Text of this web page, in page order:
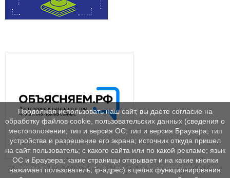
Продолжая использовать наш сайт, вы даете согласие на
обработку файлов cookie, пользовательских данных (сведения о
местоположении; тип и версия ОС; тип и версия Браузера; тип
устройства и разрешение его экрана; источник откуда пришел
на сайт пользователь; с какого сайта или по какой рекламе; язык
ОС и Браузера; какие страницы открывает и на какие кнопки
нажимает пользователь; ip-адрес) в целях функционирования